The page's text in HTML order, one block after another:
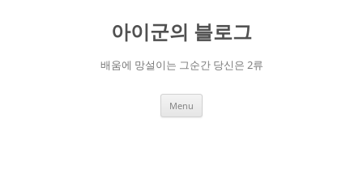
아이군의 블로그
배움에 망설이는 그순간 당신은 2류
Menu